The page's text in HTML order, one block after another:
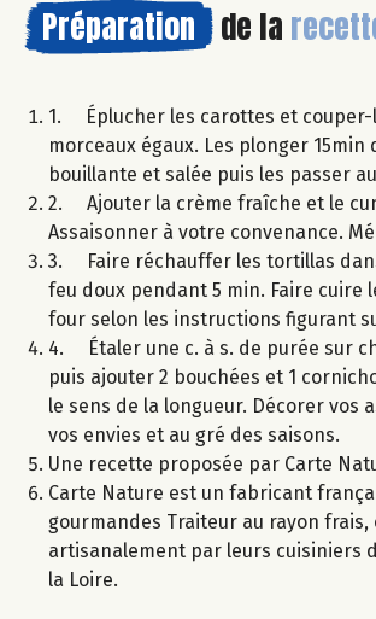
Préparation de la
1. Éplucher les carottes et couper-
morceaux égaux. Les plonger 15min
bouillante et salée puis les passer
2. Ajouter la crème fraîche et le
Assaisonner à votre convenance.
3. Faire réchauffer les tortillas
feu doux pendant 5 min. Faire cuire
four selon les instructions figurant
4. Étaler une c. à s. de purée sur
puis ajouter 2 bouchées et 1
le sens de la longueur. Décorer vos
vos envies et au gré des saisons.
Une recette proposée par Carte
Carte Nature est un fabricant
gourmandes Traiteur au rayon frais,
artisanalement par leurs cuisiniers
la Loire.